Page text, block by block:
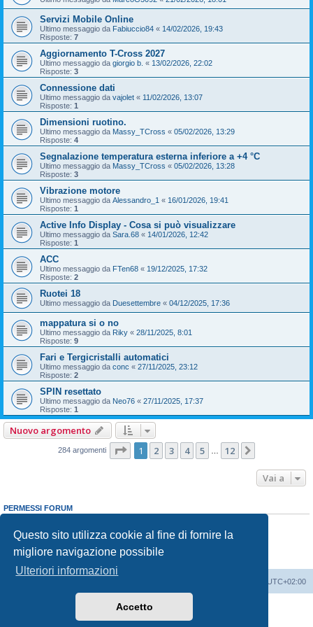
Questo sito utilizza cookie al fine di fornire la
migliore navigazione possibile
Ulteriori informazioni
Accetto
Servizi Mobile Online
Ultimo messaggio da Fabiuccio84 « 14/02/2026, 19:43
Risposte: 7
Aggiornamento T-Cross 2027
Ultimo messaggio da giorgio b. « 13/02/2026, 22:02
Risposte: 3
Connessione dati
Ultimo messaggio da vajolet « 11/02/2026, 13:07
Risposte: 1
Dimensioni ruotino.
Ultimo messaggio da Massy_TCross « 05/02/2026, 13:29
Risposte: 4
Segnalazione temperatura esterna inferiore a +4 °C
Ultimo messaggio da Massy_TCross « 05/02/2026, 13:28
Risposte: 3
Vibrazione motore
Ultimo messaggio da Alessandro_1 « 16/01/2026, 19:41
Risposte: 1
Active Info Display - Cosa si può visualizzare
Ultimo messaggio da Sara.68 « 14/01/2026, 12:42
Risposte: 1
ACC
Ultimo messaggio da FTen68 « 19/12/2025, 17:32
Risposte: 2
Ruotei 18
Ultimo messaggio da Duesettembre « 04/12/2025, 17:36
mappatura si o no
Ultimo messaggio da Riky « 28/11/2025, 8:01
Risposte: 9
Fari e Tergicristalli automatici
Ultimo messaggio da conc « 27/11/2025, 23:12
Risposte: 2
SPIN resettato
Ultimo messaggio da Neo76 « 27/11/2025, 17:37
Risposte: 1
Nuovo argomento
284 argomenti Pagina di 12
1 2 3 4 5 12
Vai a
PERMESSI FORUM
Non puoirispondere negli argomenti
Non puoimodificare i tuoi messaggi
Non puoicancellare i tuoi messaggi
Non puoi
inviare allegati
UTC+02:00
phpBB® Forum Software © phpBB Limited
Traduzione ItalianaphpBB-Italia.it